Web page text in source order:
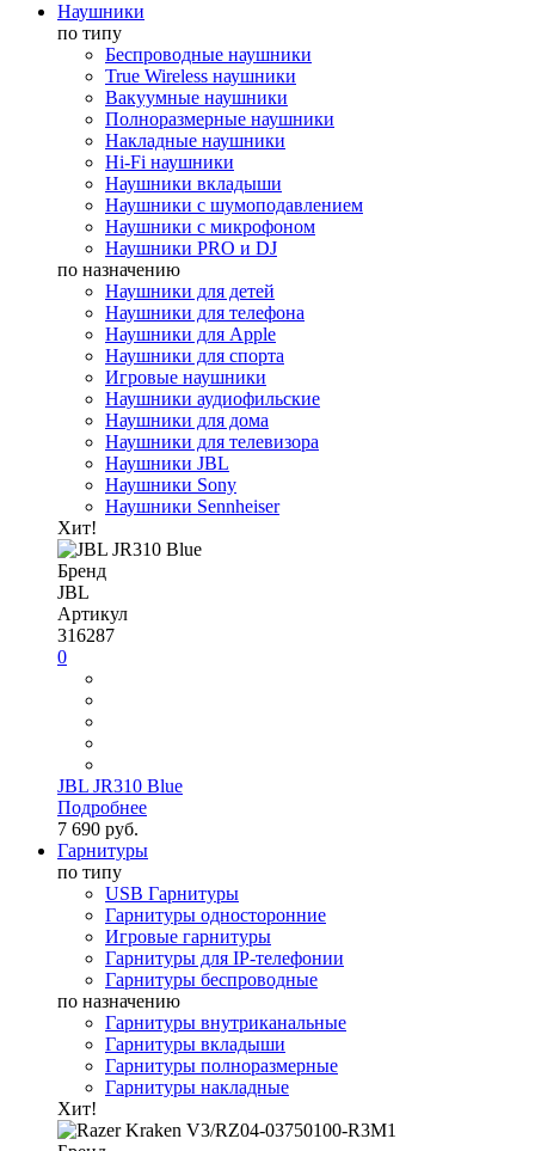
Наушники
по типу
Беспроводные наушники
True Wireless наушники
Вакуумные наушники
Полноразмерные наушники
Накладные наушники
Hi-Fi наушники
Наушники вкладыши
Наушники с шумоподавлением
Наушники с микрофоном
Наушники PRO и DJ
по назначению
Наушники для детей
Наушники для телефона
Наушники для Apple
Наушники для спорта
Игровые наушники
Наушники аудиофильские
Наушники для дома
Наушники для телевизора
Наушники JBL
Наушники Sony
Наушники Sennheiser
Хит!
Бренд
JBL
Артикул
316287
0
JBL JR310 Blue
Подробнее
7 690 руб.
Гарнитуры
по типу
USB Гарнитуры
Гарнитуры односторонние
Игровые гарнитуры
Гарнитуры для IP-телефонии
Гарнитуры беспроводные
по назначению
Гарнитуры внутриканальные
Гарнитуры вкладыши
Гарнитуры полноразмерные
Гарнитуры накладные
Хит!